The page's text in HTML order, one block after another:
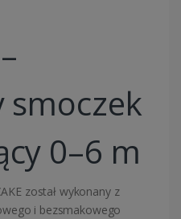
smoczek
0–6 m
został wykonany z
i bezsmakowego